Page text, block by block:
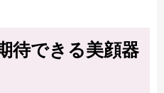
待できる美顔器